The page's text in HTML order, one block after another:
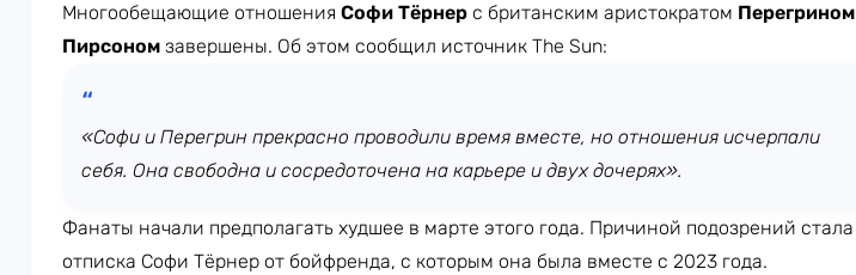
Многообещающие отношения Софи Тёрнер с британским аристократом Перегрином
Пирсоном завершены. Об этом сообщил источник The Sun:
«Софи и Перегрин прекрасно проводили время вместе, но отношения исчерпали
себя. Она свободна и сосредоточена на карьере и двух дочерях».
Фанаты начали предполагать худшее в марте этого года. Причиной подозрений стала
отписка Софи Тёрнер от бойфренда, с которым она была вместе с 2023 года.